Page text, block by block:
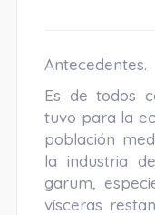
Antecedentes.
Es de todos
tuvo para la
población
la industria
garum,
vísceras